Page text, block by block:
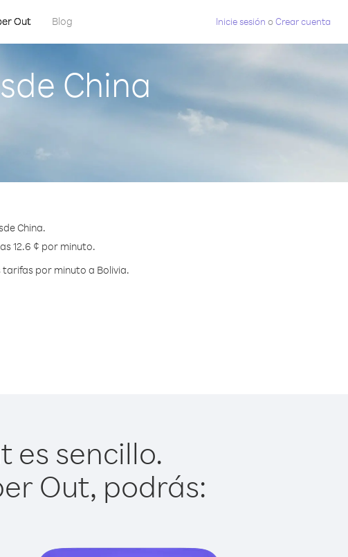
Out Blog Inicie sesión oCrear cuenta
China
China.
12.6 ¢ por minuto.
por minuto a Bolivia.
es sencillo.
Out, podrás: